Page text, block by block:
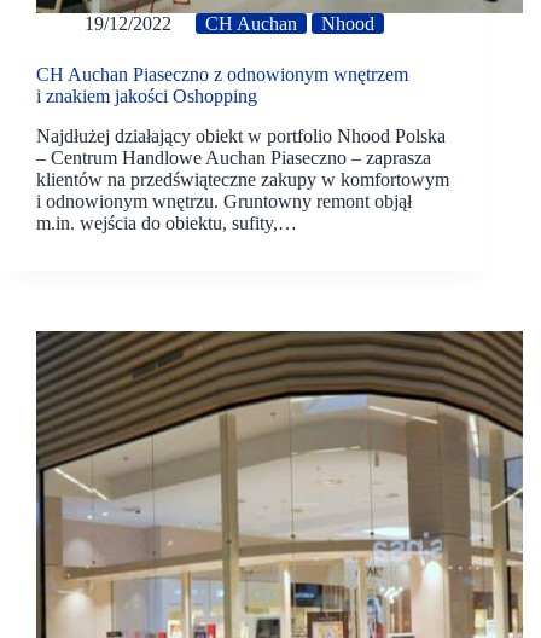
19/12/2022 CH Auchan Nhood
CH Auchan Piaseczno z odnowionym wnętrzem
i znakiem jakości Oshopping
Najdłużej działający obiekt w portfolio Nhood Polska
– Centrum Handlowe Auchan Piaseczno – zaprasza
klientów na przedświąteczne zakupy w komfortowym
i odnowionym wnętrzu. Gruntowny remont objął
m.in. wejścia do obiektu, sufity,…